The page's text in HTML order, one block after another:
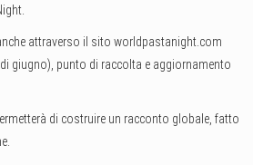
attraverso il sito worldpastanight.com
giugno), punto di raccolta e aggiornamento
di costruire un racconto globale, fatto